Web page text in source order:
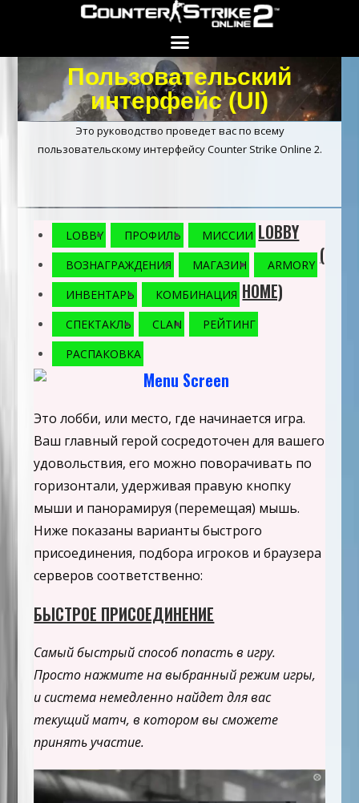
Пользовательский
интерфейс (UI)
Это руководство проведет вас по всему
пользовательскому интерфейсу Counter Strike Online 2.
LOBBY ПРОФИЛЬ
МИССИИ
ВОЗНАГРАЖДЕНИЯ
МАГАЗИН
ARMORY
ИНВЕНТАРЬ
КОМБИНАЦИЯ
СПЕКТАКЛЬ
CLAN
РЕЙТИНГ
РАСПАКОВКА
LOBBY
(
HOME)
Это лобби, или место, где начинается игра.
Ваш главный герой сосредоточен для вашего
удовольствия, его можно поворачивать по
горизонтали, удерживая правую кнопку
мыши и панорамируя (перемещая) мышь.
Ниже показаны варианты быстрого
присоединения, подбора игроков и браузера
серверов соответственно:
БЫСТРОЕ ПРИСОЕДИНЕНИЕ
Самый быстрый способ попасть в игру.
Просто нажмите на выбранный режим игры,
и система немедленно найдет для вас
текущий матч, в котором вы сможете
принять участие.